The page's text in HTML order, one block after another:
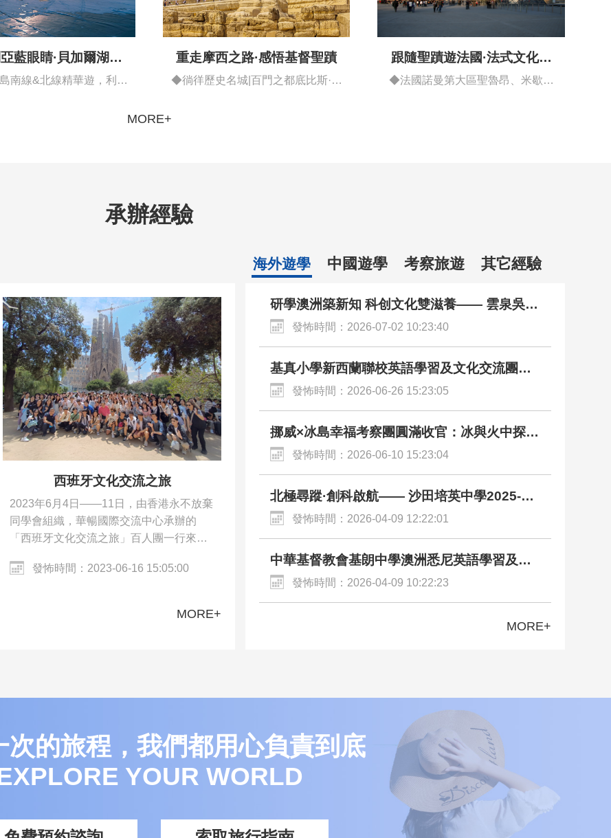
藍眼睛·貝加爾湖異
風情藍冰之旅
南線&北線精華遊，利斯
重走摩西之路·感悟基督聖蹟
◆徜徉歷史名城|百門之都底比斯·首
跟隨聖蹟遊法國·法式文化藝
術深度之旅
◆法國諾曼第大區聖魯昂、米歇爾
MORE+
承辦經驗
海外遊學 中國遊學 考察旅遊 其它經驗
西班牙文化交流之旅
2023年6月4日——11日，由香港永不放棄
同學會組織，華暢國際交流中心承辦的
「西班牙文化交流之旅」百人團一行來到
了巴塞罗那沙滩、聖家族大教堂、哥特區
發怖時間：2023-06-16 15:05:00
MORE+
研學澳洲築新知 科创文化雙滋養—— 雲泉吳禮
和紀念學校悉尼遊學團圓滿收官
發怖時間：2026-07-02 10:23:40
基真小學新西蘭聯校英語學習及文化交流團圓
滿收官 沉浸校園、寄宿家庭與多元文化探索 全
方位拓闊國際視野
發怖時間：2026-06-26 15:23:05
挪威×冰島幸福考察團圓滿收官：冰與火中探尋
快樂之源
發怖時間：2026-06-10 15:23:04
北極尋蹤·創科啟航—— 沙田培英中學2025-26
年度芬蘭創科文化交流團圓滿落幕
發怖時間：2026-04-09 12:22:01
中華基督教會基朗中學澳洲悉尼英語學習及文
化體驗交流團圓滿舉行
發怖時間：2026-04-09 10:22:23
MORE+
次的旅程，我們都用心負責到底
YOUR WORLD